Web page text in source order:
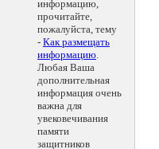
информацию,
прочитайте,
пожалуйста, тему
- Как размещать
информацию.
Любая Ваша
дополнительная
информация очень
важна для
увековечивания
памяти
защитников